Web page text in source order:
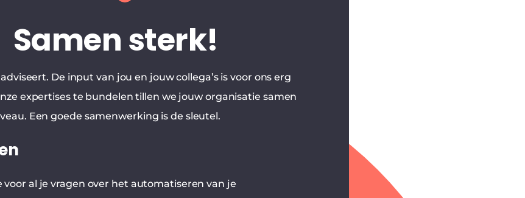
Samen sterk!
De input van jou en jouw collega’s is voor ons erg
expertises te bundelen tillen we jouw organisatie samen
Een goede samenwerking is de sleutel.
voor al je vragen over het automatiseren van je